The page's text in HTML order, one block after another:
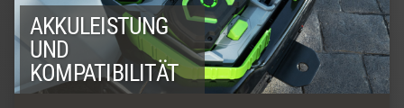
AKKULEISTUNG
UND
KOMPATIBILITÄT